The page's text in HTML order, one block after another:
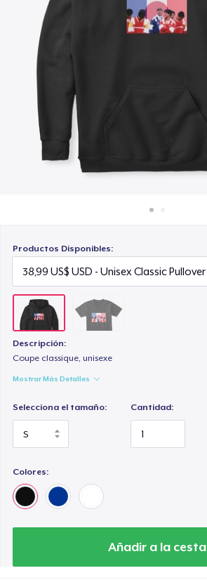
Venda en todas partes
Productos Disponibles:
Descripción:
Coupe classique, unisexe
Mostrar Más Detalles
Selecciona el tamaño: Cantidad:
Colores:
Añadir a la cesta